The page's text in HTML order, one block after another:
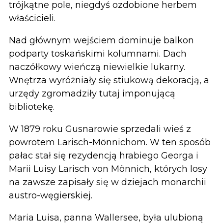
trójkątne pole, niegdyś ozdobione herbem
właścicieli.
Nad głównym wejściem dominuje balkon
podparty toskańskimi kolumnami. Dach
naczółkowy wieńczą niewielkie lukarny.
Wnętrza wyróżniały się stiukową dekoracją, a
urzędy zgromadziły tutaj imponującą
bibliotekę.
W 1879 roku Gusnarowie sprzedali wieś z
powrotem Larisch-Mönnichom. W ten sposób
pałac stał się rezydencją hrabiego Georga i
Marii Luisy Larisch von Mönnich, których losy
na zawsze zapisały się w dziejach monarchii
austro-węgierskiej.
Maria Luisa, panna Wallersee, była ulubioną